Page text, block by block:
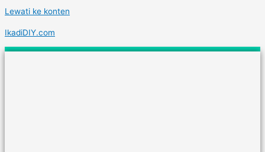
Lewati ke konten
IkadiDIY.com